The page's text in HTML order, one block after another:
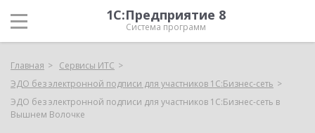
1С:Предприятие 8
Система программ
Главная
Сервисы ИТС
ЭДО без электронной подписи для участников 1С:Бизнес-сеть
ЭДО без электронной подписи для участников 1С:Бизнес-сеть в
Вышнем Волочке